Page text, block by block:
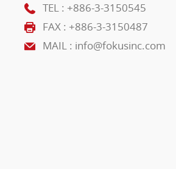
TEL : +886-3-3150545
FAX : +886-3-3150487
MAIL : info@fokusinc.com